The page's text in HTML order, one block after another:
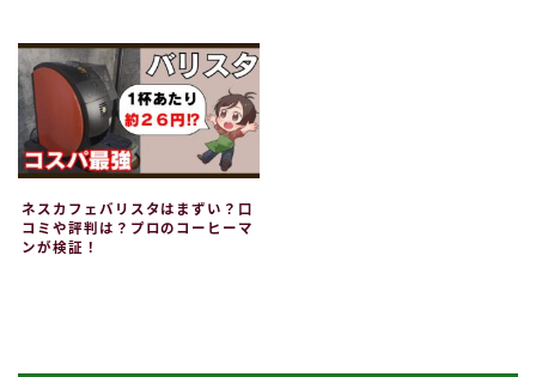
ネスカフェバリスタはまずい？口
コミや評判は？プロのコーヒーマ
ンが検証！